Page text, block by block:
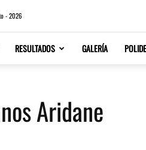
- 2026
RESULTADOS GALERÍA
Aridane